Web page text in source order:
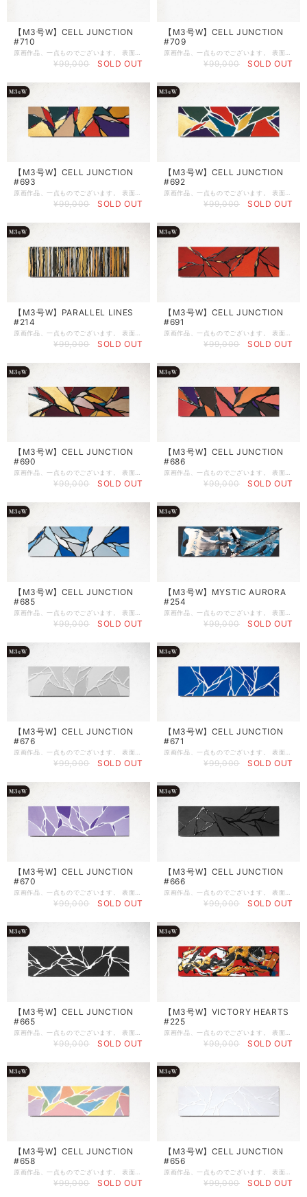
【M3号W】CELL JUNCTION
#710
原画作品、一点ものでございます。 表面にサインを入れていませんので、縦でも横でも、お好みの向きで飾ることが出来ます。 《 作品スペック 》 ●制作完了日：2026年2月11日 ●作品シリーズ：第3章 CELL JUNCTION（Black） ●制作場所：Art studio ボンドバ ●サイズ：M3号WIDE（W546㎜ × H160㎜ × D20㎜） ●ベース：木製パネル（ラワン） ●画材：①カラージェッソ（アクリル画材）／ホルベイン社、②木工用ボンド（酢酸ビニル樹脂 ※ホルムアルデヒド、フタル酸系可塑剤は使用していません）／コニシ株式会社、③ネオカラーブラック（水性絵具）／ターナー色彩株式会社 ◆作品の裏面に、冨永ボンド本人のSignature（直筆サイン）が入っております。作品を描いた日付も記載しています。 ◆軽量の木製パネルなので、画鋲や釘に引っ掛けて壁掛けにすることができます。 ◆パネルの側面は黒色に塗装していますので、壁掛けやイーゼル等に立てかけてそのまま飾ることができます。 ◆ボンドアート（登録商標）は、冨永ボンドが2009年8月に創案した独自の画法です。 《 当該ページの作品について 》 ※写真の色味と実物の色味は、照明などの関係により若干異なる場合がございます。 ※1点物の原画作品のためお客様のご都合によるご返品は何卒ご容赦の程お願い申し上げます。 ※人体に有害な塗料や資材は一切使用しておりませんのでご安心くださいませ。 《 作品の保存とお手入れについて 》 ※絵画の展示および保存は、直射日光の当たる場所と多湿の場所を避けて頂きますようお願いいたします（色褪せや塗料剥離の原因となる場合がございます） ※絵肌には出来るだけ素手で触らないようにお願い致します。手脂や汚れが付着し色味や絵肌の質感が変化する場合がございます。お手入れの際には、綿生地の白手袋をご着用のうえ、傷の付きにくい柔らかめのホコリ取りやハンディモップなどで優しくお手入れをされてください。 ご不明な点やご相談などございましたら、 お気軽にメールにてお問い合わせくださいませ。 Mail :
¥99,000 SOLD OUT
【M3号W】CELL JUNCTION
#709
原画作品、一点ものでございます。 表面にサインを入れていませんので、縦でも横でも、お好みの向きで飾ることが出来ます。 《 作品スペック 》 ●制作完了日：2026年2月8日 ●作品シリーズ：第3章 CELL JUNCTION（Mint green） ●制作場所：Art studio ボンドバ ●サイズ：M3号WIDE（W546㎜ × H160㎜ × D20㎜） ●ベース：木製パネル（ラワン） ●画材：①カラージェッソ（アクリル画材）／ホルベイン社、②木工用ボンド（酢酸ビニル樹脂 ※ホルムアルデヒド、フタル酸系可塑剤は使用していません）／コニシ株式会社、③ネオカラーブラック（水性絵具）／ターナー色彩株式会社 ◆作品の裏面に、冨永ボンド本人のSignature（直筆サイン）が入っております。作品を描いた日付も記載しています。 ◆軽量の木製パネルなので、画鋲や釘に引っ掛けて壁掛けにすることができます。 ◆パネルの側面は黒色に塗装していますので、壁掛けやイーゼル等に立てかけてそのまま飾ることができます。 ◆ボンドアート（登録商標）は、冨永ボンドが2009年8月に創案した独自の画法です。 《 当該ページの作品について 》 ※写真の色味と実物の色味は、照明などの関係により若干異なる場合がございます。 ※1点物の原画作品のためお客様のご都合によるご返品は何卒ご容赦の程お願い申し上げます。 ※人体に有害な塗料や資材は一切使用しておりませんのでご安心くださいませ。 《 作品の保存とお手入れについて 》 ※絵画の展示および保存は、直射日光の当たる場所と多湿の場所を避けて頂きますようお願いいたします（色褪せや塗料剥離の原因となる場合がございます） ※絵肌には出来るだけ素手で触らないようにお願い致します。手脂や汚れが付着し色味や絵肌の質感が変化する場合がございます。お手入れの際には、綿生地の白手袋をご着用のうえ、傷の付きにくい柔らかめのホコリ取りやハンディモップなどで優しくお手入れをされてください。 ご不明な点やご相談などございましたら、 お気軽にメールにてお問い合わせくださいませ。 Mail :
¥99,000 SOLD OUT
【M3号W】CELL JUNCTION
#693
¥99,000 SOLD OUT
【M3号W】CELL JUNCTION
#692
¥99,000 SOLD OUT
【M3号W】PARALLEL LINES
#214
¥99,000 SOLD OUT
【M3号W】CELL JUNCTION
#691
¥99,000 SOLD OUT
【M3号W】CELL JUNCTION
#690
¥99,000 SOLD OUT
【M3号W】CELL JUNCTION
#686
¥99,000 SOLD OUT
【M3号W】CELL JUNCTION
#685
¥99,000 SOLD OUT
【M3号W】MYSTIC AURORA
#254
¥99,000 SOLD OUT
【M3号W】CELL JUNCTION
#676
原画作品、一点ものでございます。 表面にサインを入れていませんので、縦でも横でも、お好みの向きで飾ることが出来ます。 《 作品スペック 》 ●制作日：2025年9月14日 ●作品シリーズ：CELLS（White） ●制作場所：沖縄リウボウ百貨店 美術画廊 ●サイズ：M3号WIDE（W546㎜ × H160㎜ × D20㎜） ●ベース：木製パネル（ラワン） ●画材：①カラージェッソ（アクリル画材）／ホルベイン社、②木工用ボンド（酢酸ビニル樹脂 ※ホルムアルデヒド、フタル酸系可塑剤は使用していません）／コニシ株式会社、③ネオカラーブラック（水性絵具）／ターナー色彩株式会社 ◆作品の裏面に、冨永ボンド本人のSignature（直筆サイン）が入っております。作品を描いた日付も記載しています。 ◆軽量の木製パネルなので、画鋲や釘に引っ掛けて壁掛けにすることができます。 ◆パネルの側面は黒色に塗装していますので、壁掛けやイーゼル等に立てかけてそのまま飾ることができます。 ◆ボンドアート（登録商標）は、冨永ボンドが2009年8月に創案した独自の画法です。 《 当該ページの作品について 》 ※写真の色味と実物の色味は、照明などの関係により若干異なる場合がございます。 ※1点物の原画作品のためお客様のご都合によるご返品は何卒ご容赦の程お願い申し上げます。 ※人体に有害な塗料や資材は一切使用しておりませんのでご安心くださいませ。 《 作品の保存とお手入れについて 》 ※絵画の展示および保存は、直射日光の当たる場所と多湿の場所を避けて頂きますようお願いいたします（色褪せや塗料剥離の原因となる場合がございます） ※絵肌には出来るだけ素手で触らないようにお願い致します。手脂や汚れが付着し色味や絵肌の質感が変化する場合がございます。お手入れの際には、綿生地の白手袋をご着用のうえ、傷の付きにくい柔らかめのホコリ取りやハンディモップなどで優しくお手入れをされてください。 ご不明な点やご相談などございましたら、 お気軽にメールにてお問い合わせくださいませ。 Mail :
¥99,000 SOLD OUT
【M3号W】CELL JUNCTION
#671
原画作品、一点ものでございます。 表面にサインを入れていませんので、縦でも横でも、お好みの向きで飾ることが出来ます。 《 作品スペック 》 ●制作日：2025年9月9日 ●作品シリーズ：CELLS（Blue） ●制作場所：沖縄リウボウ百貨店 美術画廊 ●サイズ：M3号WIDE（W546㎜ × H160㎜ × D20㎜） ●ベース：木製パネル（ラワン） ●画材：①カラージェッソ（アクリル画材）／ホルベイン社、②木工用ボンド（酢酸ビニル樹脂 ※ホルムアルデヒド、フタル酸系可塑剤は使用していません）／コニシ株式会社、③ネオカラーブラック（水性絵具）／ターナー色彩株式会社 ◆作品の裏面に、冨永ボンド本人のSignature（直筆サイン）が入っております。作品を描いた日付も記載しています。 ◆軽量の木製パネルなので、画鋲や釘に引っ掛けて壁掛けにすることができます。 ◆パネルの側面は黒色に塗装していますので、壁掛けやイーゼル等に立てかけてそのまま飾ることができます。 ◆ボンドアート（登録商標）は、冨永ボンドが2009年8月に創案した独自の画法です。 《 当該ページの作品について 》 ※写真の色味と実物の色味は、照明などの関係により若干異なる場合がございます。 ※1点物の原画作品のためお客様のご都合によるご返品は何卒ご容赦の程お願い申し上げます。 ※人体に有害な塗料や資材は一切使用しておりませんのでご安心くださいませ。 《 作品の保存とお手入れについて 》 ※絵画の展示および保存は、直射日光の当たる場所と多湿の場所を避けて頂きますようお願いいたします（色褪せや塗料剥離の原因となる場合がございます） ※絵肌には出来るだけ素手で触らないようにお願い致します。手脂や汚れが付着し色味や絵肌の質感が変化する場合がございます。お手入れの際には、綿生地の白手袋をご着用のうえ、傷の付きにくい柔らかめのホコリ取りやハンディモップなどで優しくお手入れをされてください。 ご不明な点やご相談などございましたら、 お気軽にメールにてお問い合わせくださいませ。 Mail :
¥99,000 SOLD OUT
【M3号W】CELL JUNCTION
#670
¥99,000 SOLD OUT
【M3号W】CELL JUNCTION
#666
¥99,000 SOLD OUT
【M3号W】CELL JUNCTION
#665
¥99,000 SOLD OUT
【M3号W】VICTORY HEARTS
#225
¥99,000 SOLD OUT
【M3号W】CELL JUNCTION
#658
¥99,000 SOLD OUT
【M3号W】CELL JUNCTION
#656
¥99,000 SOLD OUT